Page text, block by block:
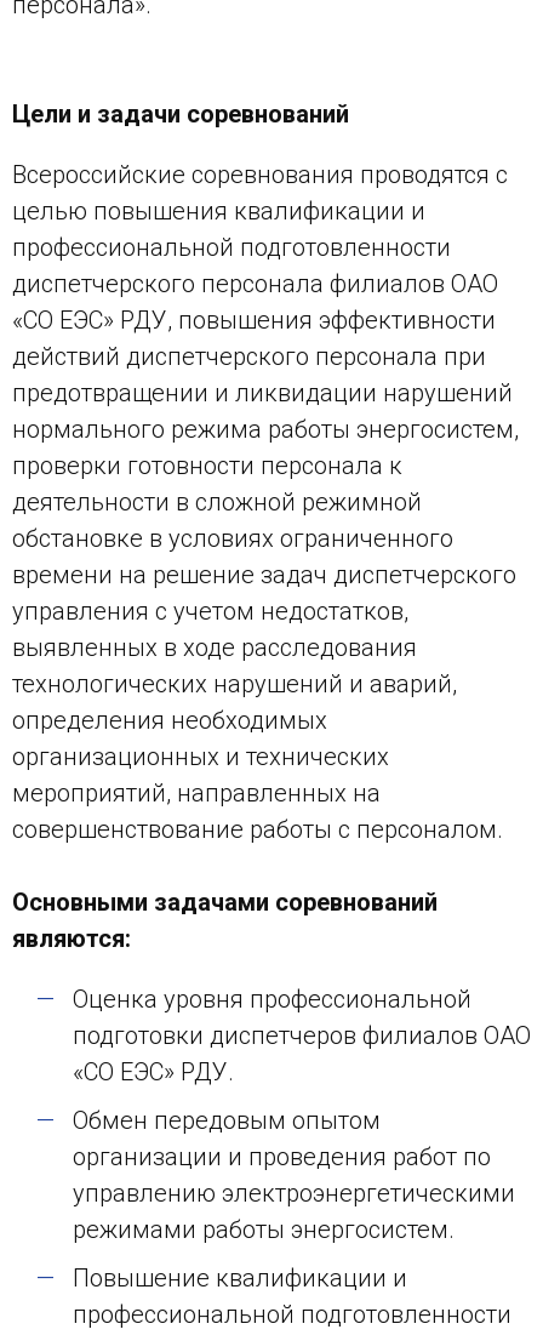
Цели и задачи соревнований
Всероссийские соревнования проводятся с
целью повышения квалификации и
профессиональной подготовленности
диспетчерского персонала филиалов ОАО
«СО ЕЭС» РДУ, повышения эффективности
действий диспетчерского персонала при
предотвращении и ликвидации нарушений
нормального режима работы энергосистем,
проверки готовности персонала к
деятельности в сложной режимной
обстановке в условиях ограниченного
времени на решение задач диспетчерского
управления с учетом недостатков,
выявленных в ходе расследования
технологических нарушений и аварий,
определения необходимых
организационных и технических
мероприятий, направленных на
совершенствование работы с персоналом.
Основными задачами соревнований
являются:
Оценка уровня профессиональной
подготовки диспетчеров филиалов ОАО
«СО ЕЭС» РДУ.
Обмен передовым опытом
организации и проведения работ по
управлению электроэнергетическими
режимами работы энергосистем.
Повышение квалификации и
профессиональной подготовленности